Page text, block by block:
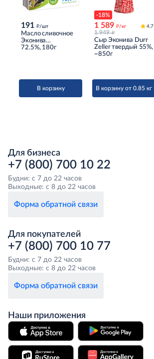
191 д/шт
Масло сливочное
Эконива
Крестьянское ГОСТ
72.5%, 180г
В корзину
-18%
1 589 д/кг
1 949 д
4.7
Сыр Эконива Durr
Zeller твердый 55%,
~850г
В корзину от 0.85 кг
Для бизнеса
+7 (800) 700 10 22
Будни: с 7 до 22 часов
Выходные: с 8 до 22 часов
Форма обратной связи
Для покупателей
+7 (800) 700 10 77
Будни: с 7 до 22 часов
Выходные: с 8 до 22 часов
Форма обратной связи
Наши приложения